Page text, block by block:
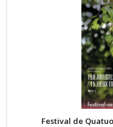
Festival de